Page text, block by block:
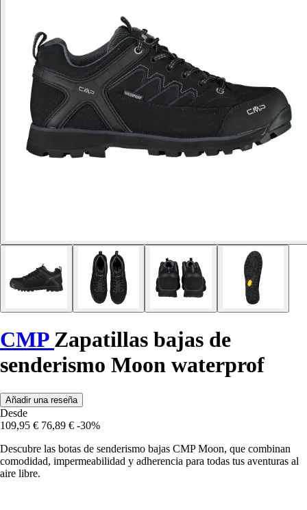
CMP Zapatillas bajas de
senderismo Moon waterprof
Añadir una reseña
Desde
109,95 € 76,89 € -30%
Descubre las botas de senderismo bajas CMP Moon, que combinan
comodidad, impermeabilidad y adherencia para todas tus aventuras al
aire libre.